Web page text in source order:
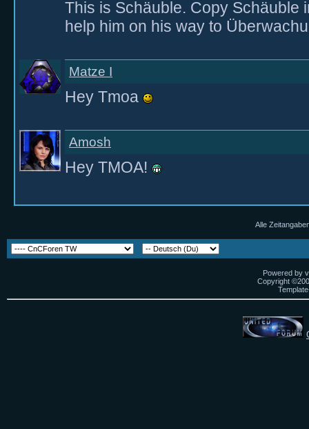
This is Schäuble. Copy Schäuble
help him on his way to
Matze I
Hey Tmoa
Amosh
Hey TMOA!
Alle
Powered by
Copyright